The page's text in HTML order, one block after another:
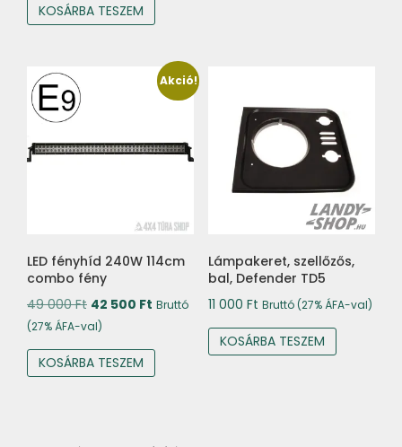
KOSÁRBA TESZEM
Akció!
LED fényhíd 240W 114cm
combo fény
49 000Ft Original
price
was:
49
42 500 Ft Current
is:
Bruttó
(27% ÁFA-val)
KOSÁRBA TESZEM
Lámpakeret, szellőzős,
bal, Defender TD5
11 000 Ft Bruttó (27% ÁFA-val)
KOSÁRBA TESZEM